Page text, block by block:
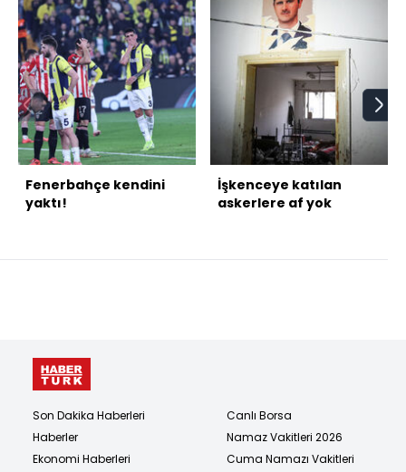
Fenerbahçe kendini
yaktı!
İşkenceye katılan
askerlere af yok
Son Dakika Haberleri
Haberler
Ekonomi Haberleri
Canlı Borsa
Namaz Vakitleri 2026
Cuma Namazı Vakitleri